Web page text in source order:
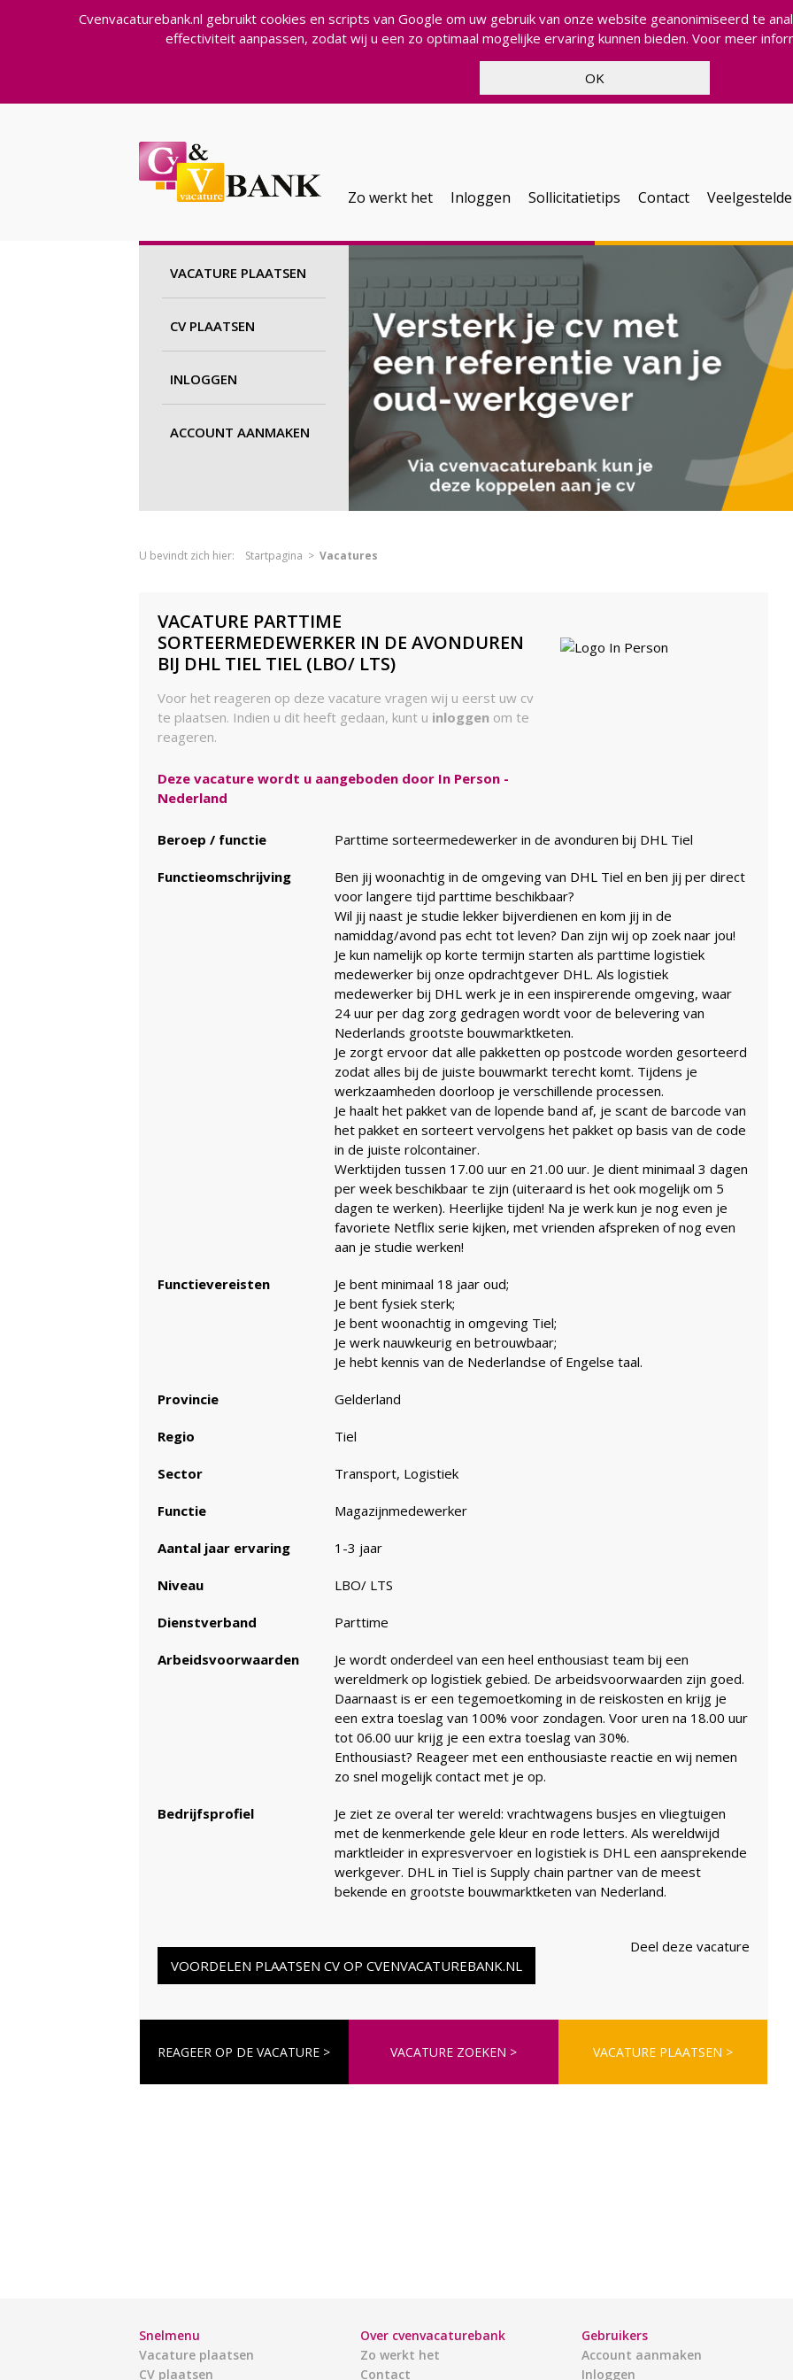
Cvenvacaturebank.nl gebruikt cookies en scripts van Google om uw gebruik van onze website geanonimiseerd te
effectiviteit aanpassen, zodat wij u een zo optimaal mogelijke ervaring kunnen bieden. Voor meer
Zo werkt het Inloggen Sollicitatietips Contact
VACATURE PLAATSEN
CV PLAATSEN
INLOGGEN
ACCOUNT AANMAKEN
U bevindt zich hier: Startpagina > Vacatures
VACATURE PARTTIME
SORTEERMEDEWERKER IN DE AVONDUREN
BIJ DHL TIEL TIEL (LBO/ LTS)
Voor het reageren op deze vacature vragen wij u eerst uw cv
te plaatsen. Indien u dit heeft gedaan, kunt u inloggenom te
reageren.
Deze vacature wordt u aangeboden door In Person -
Nederland
Beroep / functie Parttime sorteermedewerker in de avonduren bij DHL Tiel
Functieomschrijving
Ben jij woonachtig in de omgeving van DHL Tiel en ben jij per direct
voor langere tijd parttime beschikbaar?
Wil jij naast je studie lekker bijverdienen en kom jij in de
namiddag/avond pas echt tot leven? Dan zijn wij op zoek naar jou!
Je kun namelijk op korte termijn starten als parttime logistiek
medewerker bij onze opdrachtgever DHL. Als logistiek
medewerker bij DHL werk je in een inspirerende omgeving, waar
24 uur per dag zorg gedragen wordt voor de belevering van
Nederlands grootste bouwmarktketen.
Je zorgt ervoor dat alle pakketten op postcode worden gesorteerd
zodat alles bij de juiste bouwmarkt terecht komt. Tijdens je
werkzaamheden doorloop je verschillende processen.
Je haalt het pakket van de lopende band af, je scant de barcode van
het pakket en sorteert vervolgens het pakket op basis van de code
in de juiste rolcontainer.
Werktijden tussen 17.00 uur en 21.00 uur. Je dient minimaal 3 dagen
per week beschikbaar te zijn (uiteraard is het ook mogelijk om 5
dagen te werken). Heerlijke tijden! Na je werk kun je nog even je
favoriete Netflix serie kijken, met vrienden afspreken of nog even
aan je studie werken!
Functievereisten
Je bent minimaal 18 jaar oud;
Je bent fysiek sterk;
Je bent woonachtig in omgeving Tiel;
Je werk nauwkeurig en betrouwbaar;
Je hebt kennis van de Nederlandse of Engelse taal.
Provincie Gelderland
Regio Tiel
Sector Transport, Logistiek
Functie Magazijnmedewerker
Aantal jaar ervaring 1-3 jaar
Niveau LBO/ LTS
Dienstverband Parttime
Arbeidsvoorwaarden
Je wordt onderdeel van een heel enthousiast team bij een
wereldmerk op logistiek gebied. De arbeidsvoorwaarden zijn goed.
Daarnaast is er een tegemoetkoming in de reiskosten en krijg je
een extra toeslag van 100% voor zondagen. Voor uren na 18.00 uur
tot 06.00 uur krijg je een extra toeslag van 30%.
Enthousiast? Reageer met een enthousiaste reactie en wij nemen
zo snel mogelijk contact met je op.
Bedrijfsprofiel
Je ziet ze overal ter wereld: vrachtwagens busjes en vliegtuigen
met de kenmerkende gele kleur en rode letters. Als wereldwijd
marktleider in expresvervoer en logistiek is DHL een aansprekende
werkgever. DHL in Tiel is Supply chain partner van de meest
bekende en grootste bouwmarktketen van Nederland.
VOORDELEN PLAATSEN CV OP CVENVACATUREBANK.NL
Deel deze vacature
REAGEER OP DE VACATURE > VACATURE ZOEKEN > VACATURE PLAATSEN >
Snelmenu
Vacature plaatsen
CV plaatsen
Over cvenvacaturebank
Zo werkt het
Contact
Gebruikers
Account aanmaken
Inloggen